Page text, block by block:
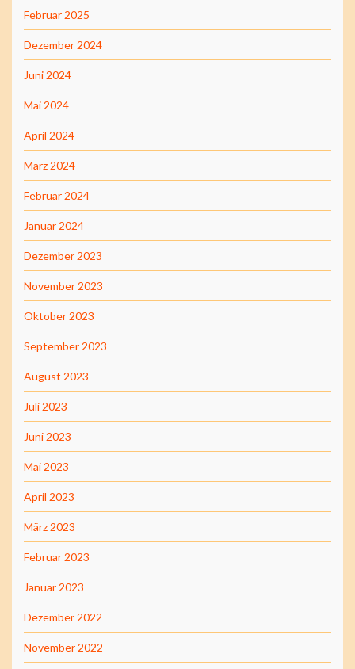
Februar 2025
Dezember 2024
Juni 2024
Mai 2024
April 2024
März 2024
Februar 2024
Januar 2024
Dezember 2023
November 2023
Oktober 2023
September 2023
August 2023
Juli 2023
Juni 2023
Mai 2023
April 2023
März 2023
Februar 2023
Januar 2023
Dezember 2022
November 2022